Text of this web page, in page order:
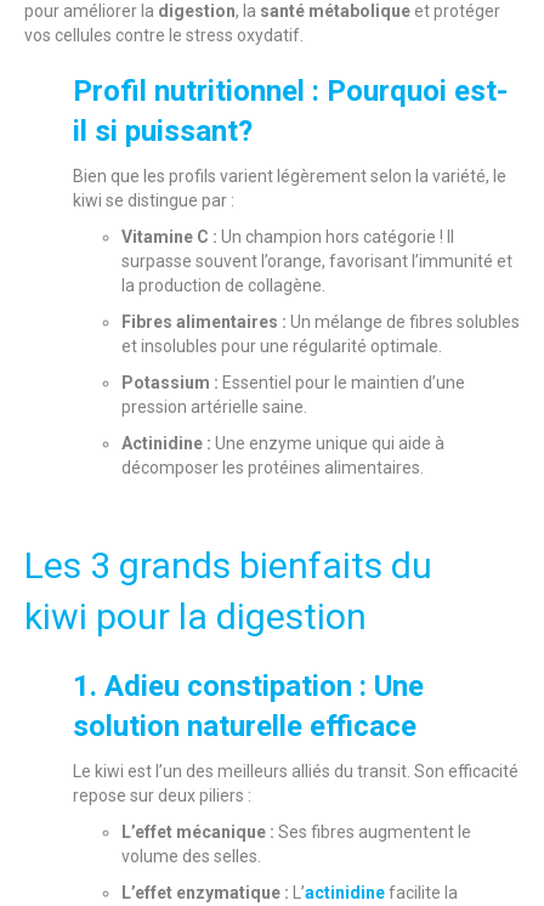
pour améliorer la digestion, la santé métabolique et protéger
vos cellules contre le stress oxydatif.
Profil nutritionnel : Pourquoi est-
il si puissant?
Bien que les profils varient légèrement selon la variété, le
kiwi se distingue par :
Vitamine C : Un champion hors catégorie ! Il
surpasse souvent l’orange, favorisant l’immunité et
la production de collagène.
Fibres alimentaires : Un mélange de fibres solubles
et insolubles pour une régularité optimale.
Potassium : Essentiel pour le maintien d’une
pression artérielle saine.
Actinidine : Une enzyme unique qui aide à
décomposer les protéines alimentaires.
Les 3 grands bienfaits du
kiwi pour la digestion
1. Adieu constipation : Une
solution naturelle efficace
Le kiwi est l’un des meilleurs alliés du transit. Son efficacité
repose sur deux piliers :
L’effet mécanique : Ses fibres augmentent le
volume des selles.
L’effet enzymatique : L’actinidinefacilite la